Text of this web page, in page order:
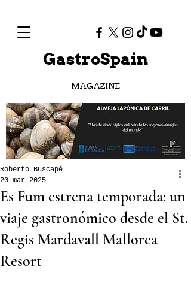
GastroSpain
MAGAZINE
Es Fum estrena temporada: un
viaje gastronómico desde el St.
Regis Mardavall Mallorca
Resort
Roberto Buscapé
20 mar 2025